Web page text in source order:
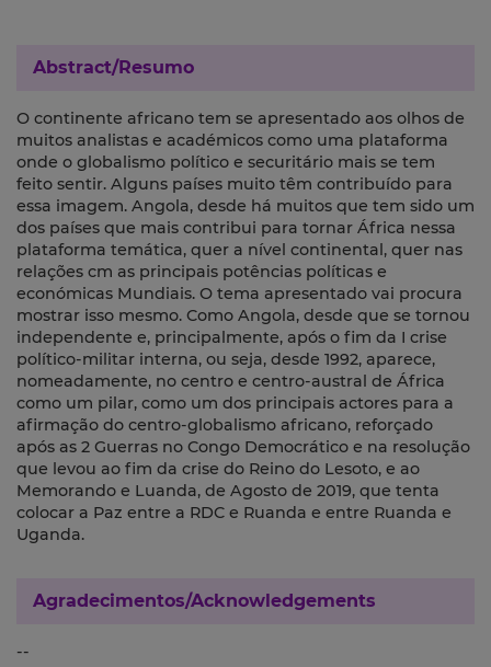
Abstract/Resumo
O continente africano tem se apresentado aos olhos de
muitos analistas e académicos como uma plataforma
onde o globalismo político e securitário mais se tem
feito sentir. Alguns países muito têm contribuído para
essa imagem. Angola, desde há muitos que tem sido um
dos países que mais contribui para tornar África nessa
plataforma temática, quer a nível continental, quer nas
relações cm as principais potências políticas e
económicas Mundiais. O tema apresentado vai procura
mostrar isso mesmo. Como Angola, desde que se tornou
independente e, principalmente, após o fim da I crise
político-militar interna, ou seja, desde 1992, aparece,
nomeadamente, no centro e centro-austral de África
como um pilar, como um dos principais actores para a
afirmação do centro-globalismo africano, reforçado
após as 2 Guerras no Congo Democrático e na resolução
que levou ao fim da crise do Reino do Lesoto, e ao
Memorando e Luanda, de Agosto de 2019, que tenta
colocar a Paz entre a RDC e Ruanda e entre Ruanda e
Uganda.
Agradecimentos/Acknowledgements
--